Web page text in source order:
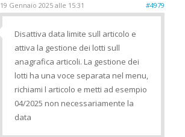
19 Gennaio 2025 alle 15:31 #4979
Disattiva data limite sull articolo e
attiva la gestione dei lotti sull
anagrafica articoli. La gestione dei
lotti ha una voce separata nel menu,
richiami l articolo e metti ad esempio
04/2025 non necessariamente la
data